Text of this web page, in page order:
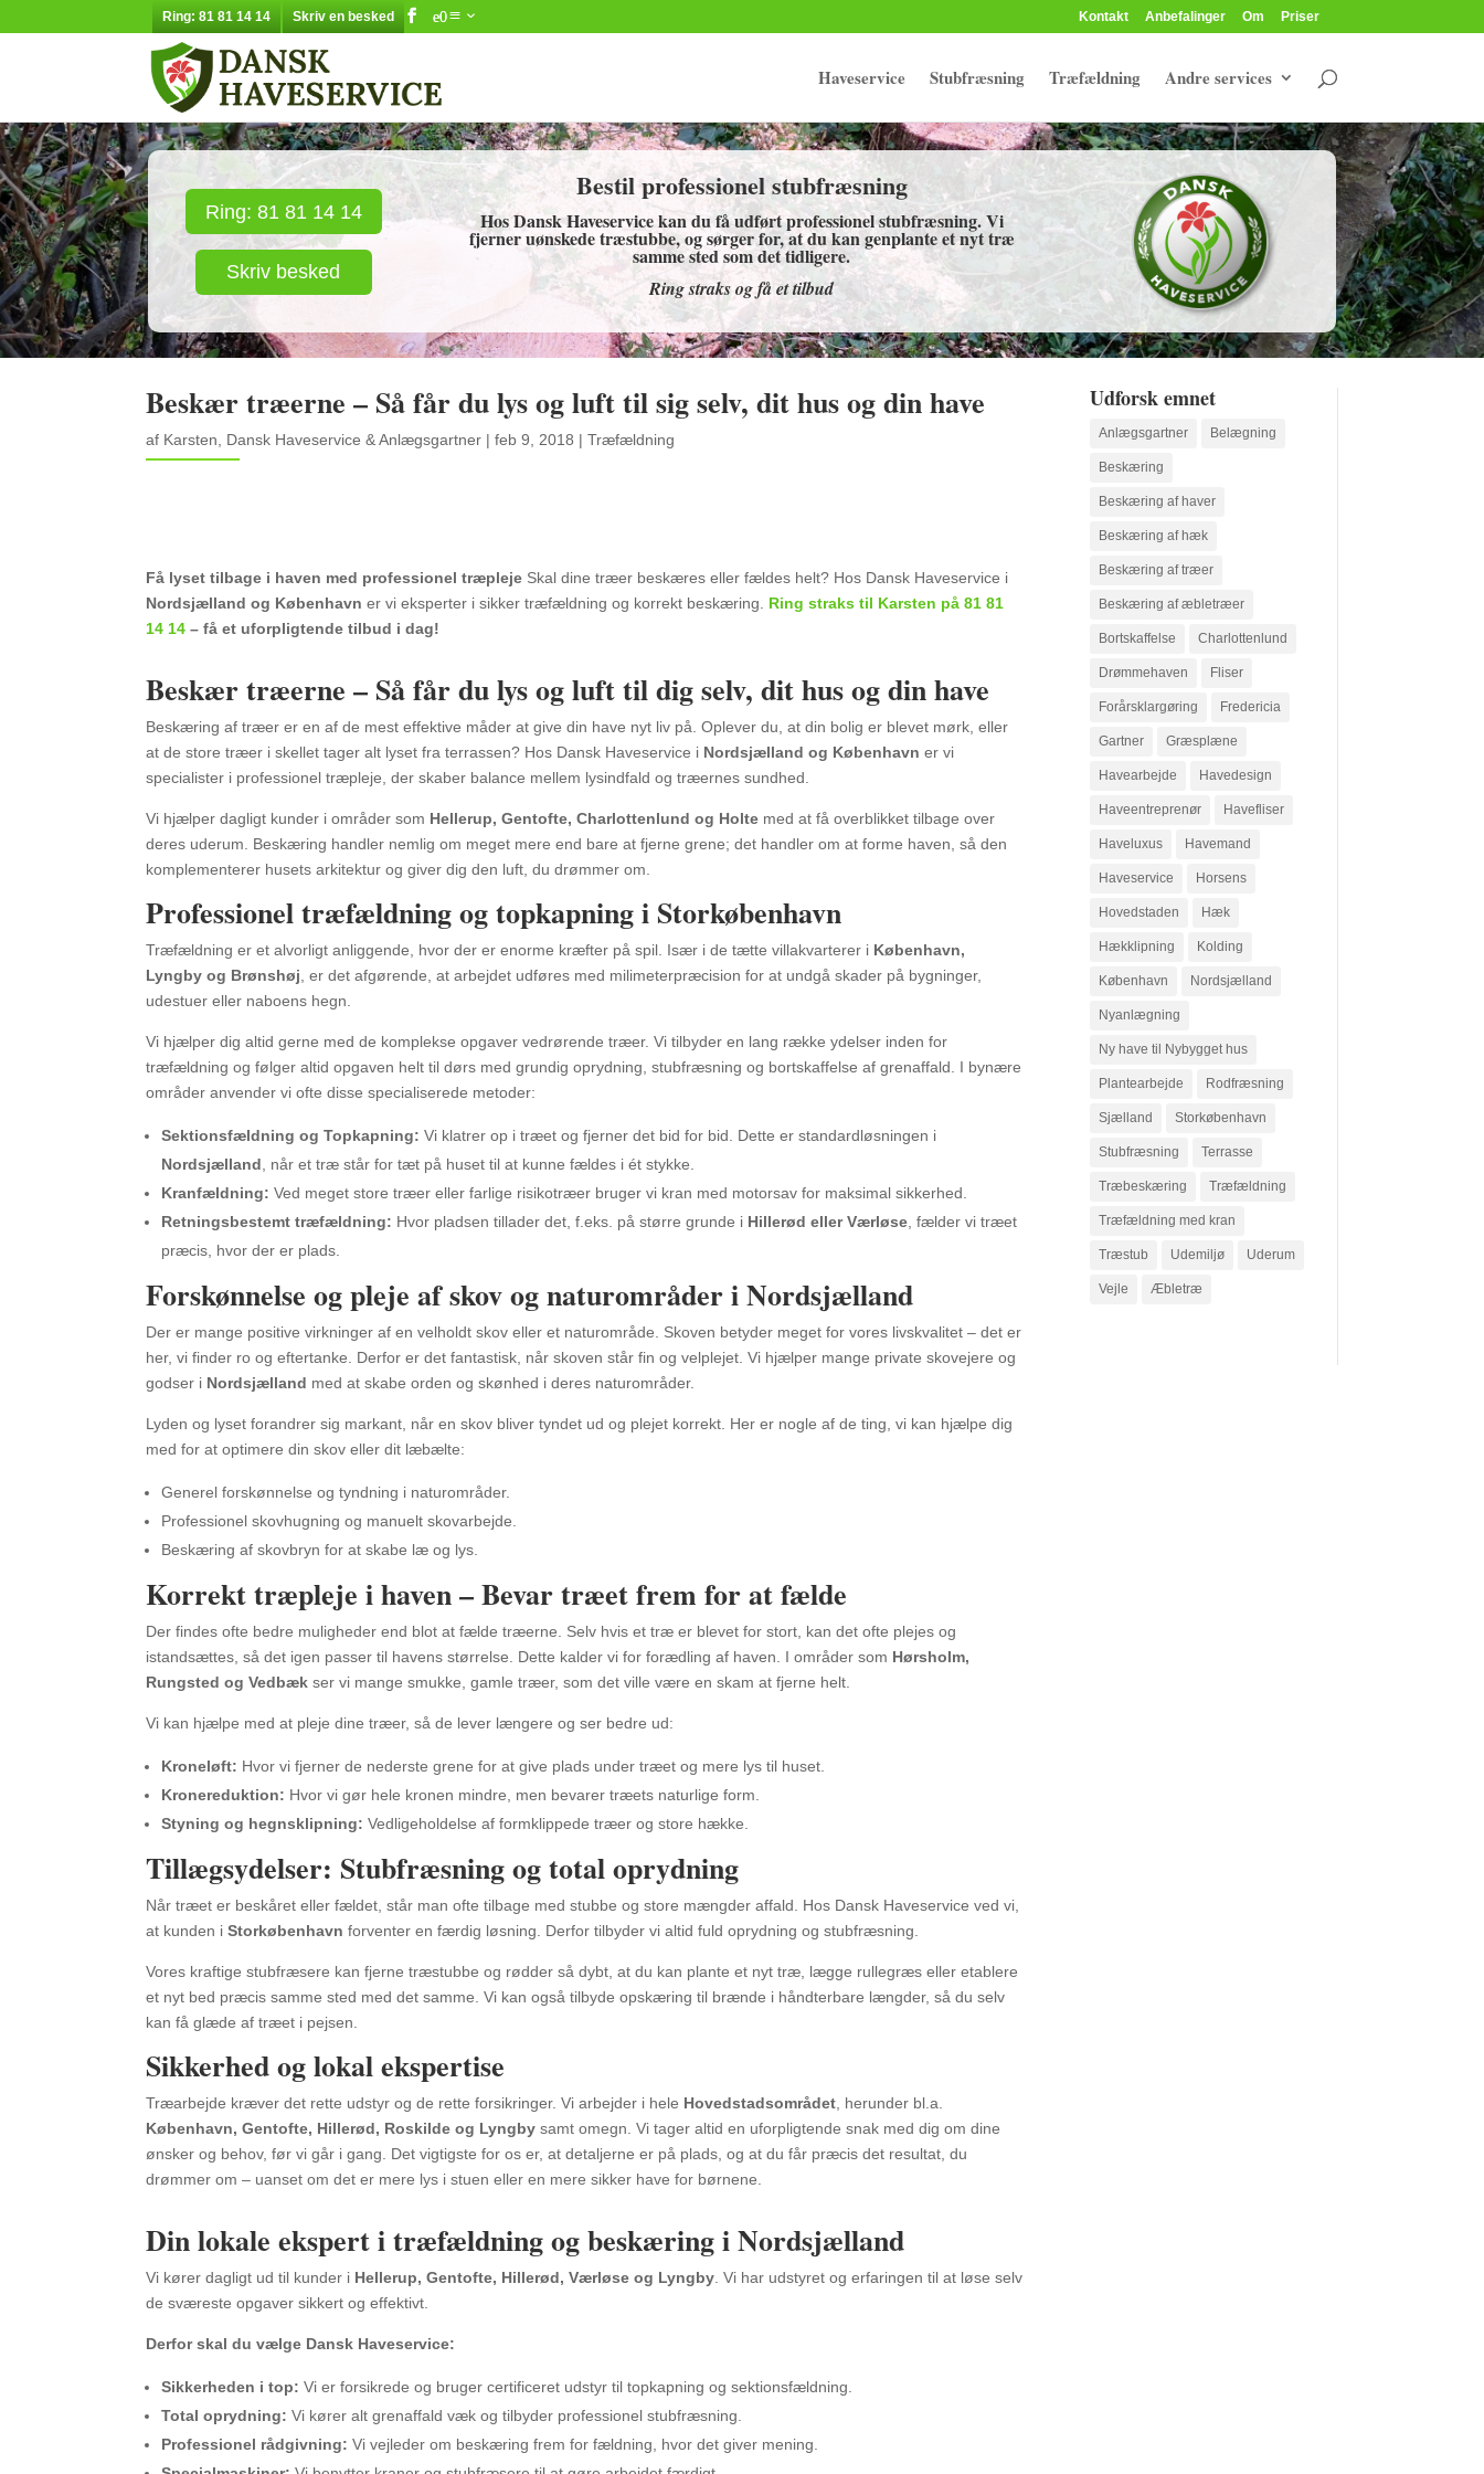
Kontakt Anbefalinger Om Priser
Ring: 81 81 14 14 Skriv en besked
Haveservice Stubfræsning Træfældning Andre services
Ring: 81 81 14 14
Skriv besked
Bestil professionel stubfræsning
Hos Dansk Haveservice kan du få udført professionel stubfræsning. Vi
fjerner uønskede træstubbe, og sørger for, at du kan genplante et nyt træ
samme sted som det tidligere.
Ring straks og få et tilbud
Beskær træerne – Så får du lys og luft til sig selv, dit hus og din have
af Karsten, Dansk Haveservice & Anlægsgartner | feb 9, 2018 | Træfældning
Få lyset tilbage i haven med professionel træpleje Skal dine træer beskæres eller fældes helt? Hos Dansk Haveservice i
Nordsjælland og København er vi eksperter i sikker træfældning og korrekt beskæring. Ring straks til Karsten på 81 81
14 14 – få et uforpligtende tilbud i dag!
Beskær træerne – Så får du lys og luft til dig selv, dit hus og din have
Beskæring af træer er en af de mest effektive måder at give din have nyt liv på. Oplever du, at din bolig er blevet mørk, eller
at de store træer i skellet tager alt lyset fra terrassen? Hos Dansk Haveservice i Nordsjælland og København er vi
specialister i professionel træpleje, der skaber balance mellem lysindfald og træernes sundhed.
Vi hjælper dagligt kunder i områder som Hellerup, Gentofte, Charlottenlund og Holte med at få overblikket tilbage over
deres uderum. Beskæring handler nemlig om meget mere end bare at fjerne grene; det handler om at forme haven, så den
komplementerer husets arkitektur og giver dig den luft, du drømmer om.
Professionel træfældning og topkapning i Storkøbenhavn
Træfældning er et alvorligt anliggende, hvor der er enorme kræfter på spil. Især i de tætte villakvarterer i København,
Lyngby og Brønshøj , er det afgørende, at arbejdet udføres med milimeterpræcision for at undgå skader på bygninger,
udestuer eller naboens hegn.
Vi hjælper dig altid gerne med de komplekse opgaver vedrørende træer. Vi tilbyder en lang række ydelser inden for
træfældning og følger altid opgaven helt til dørs med grundig oprydning, stubfræsning og bortskaffelse af grenaffald. I bynære
områder anvender vi ofte disse specialiserede metoder:
Sektionsfældning og Topkapning: Vi klatrer op i træet og fjerner det bid for bid. Dette er standardløsningen i
Nordsjælland , når et træ står for tæt på huset til at kunne fældes i ét stykke.
Kranfældning: Ved meget store træer eller farlige risikotræer bruger vi kran med motorsav for maksimal sikkerhed.
Retningsbestemt træfældning: Hvor pladsen tillader det, f.eks. på større grunde i Hillerød eller Værløse , fælder vi træet
præcis, hvor der er plads.
Forskønnelse og pleje af skov og naturområder i Nordsjælland
Der er mange positive virkninger af en velholdt skov eller et naturområde. Skoven betyder meget for vores livskvalitet – det er
her, vi finder ro og eftertanke. Derfor er det fantastisk, når skoven står fin og velplejet. Vi hjælper mange private skovejere og
godser i Nordsjælland med at skabe orden og skønhed i deres naturområder.
Lyden og lyset forandrer sig markant, når en skov bliver tyndet ud og plejet korrekt. Her er nogle af de ting, vi kan hjælpe dig
med for at optimere din skov eller dit læbælte:
Generel forskønnelse og tyndning i naturområder.
Professionel skovhugning og manuelt skovarbejde.
Beskæring af skovbryn for at skabe læ og lys.
Korrekt træpleje i haven – Bevar træet frem for at fælde
Der findes ofte bedre muligheder end blot at fælde træerne. Selv hvis et træ er blevet for stort, kan det ofte plejes og
istandsættes, så det igen passer til havens størrelse. Dette kalder vi for forædling af haven. I områder som Hørsholm,
Rungsted og Vedbæk ser vi mange smukke, gamle træer, som det ville være en skam at fjerne helt.
Vi kan hjælpe med at pleje dine træer, så de lever længere og ser bedre ud:
Kroneløft: Hvor vi fjerner de nederste grene for at give plads under træet og mere lys til huset.
Kronereduktion: Hvor vi gør hele kronen mindre, men bevarer træets naturlige form.
Styning og hegnsklipning: Vedligeholdelse af formklippede træer og store hække.
Tillægsydelser: Stubfræsning og total oprydning
Når træet er beskåret eller fældet, står man ofte tilbage med stubbe og store mængder affald. Hos Dansk Haveservice ved vi,
at kunden i Storkøbenhavn forventer en færdig løsning. Derfor tilbyder vi altid fuld oprydning og stubfræsning.
Vores kraftige stubfræsere kan fjerne træstubbe og rødder så dybt, at du kan plante et nyt træ, lægge rullegræs eller etablere
et nyt bed præcis samme sted med det samme. Vi kan også tilbyde opskæring til brænde i håndterbare længder, så du selv
kan få glæde af træet i pejsen.
Sikkerhed og lokal ekspertise
Træarbejde kræver det rette udstyr og de rette forsikringer. Vi arbejder i hele Hovedstadsområdet , herunder bl.a.
København, Gentofte, Hillerød, Roskilde og Lyngby samt omegn. Vi tager altid en uforpligtende snak med dig om dine
ønsker og behov, før vi går i gang. Det vigtigste for os er, at detaljerne er på plads, og at du får præcis det resultat, du
drømmer om – uanset om det er mere lys i stuen eller en mere sikker have for børnene.
Din lokale ekspert i træfældning og beskæring i Nordsjælland
Vi kører dagligt ud til kunder i Hellerup, Gentofte, Hillerød, Værløse og Lyngby . Vi har udstyret og erfaringen til at løse selv
de sværeste opgaver sikkert og effektivt.
Derfor skal du vælge Dansk Haveservice:
Sikkerheden i top: Vi er forsikrede og bruger certificeret udstyr til topkapning og sektionsfældning.
Total oprydning: Vi kører alt grenaffald væk og tilbyder professionel stubfræsning.
Professionel rådgivning: Vi vejleder om beskæring frem for fældning, hvor det giver mening.
Udforsk emnet
Anlægsgartner Belægning
Beskæring
Beskæring af haver
Beskæring af hæk
Beskæring af træer
Beskæring af æbletræer
Bortskaffelse Charlottenlund
Drømmehaven Fliser
Forårsklargøring Fredericia
Gartner Græsplæne
Havearbejde Havedesign
Haveentreprenør Havefliser
Haveluxus Havemand
Haveservice Horsens
Hovedstaden Hæk
Hækklipning Kolding
København Nordsjælland
Nyanlægning
Ny have til Nybygget hus
Plantearbejde Rodfræsning
Sjælland Storkøbenhavn
Stubfræsning Terrasse
Træbeskæring Træfældning
Træfældning med kran
Træstub Udemiljø Uderum
Vejle Æbletræ